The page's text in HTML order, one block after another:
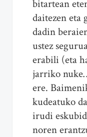
bitartean
daitezen eta
dadin
ustez
erabili (eta
jarriko
ere.
kudeatuko
irudi
noren